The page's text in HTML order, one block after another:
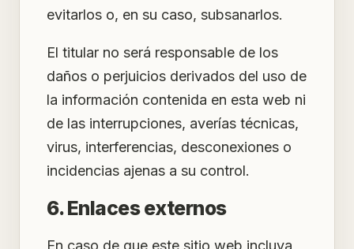
evitarlos o, en su caso, subsanarlos.
El titular no será responsable de los
daños o perjuicios derivados del uso de
la información contenida en esta web ni
de las interrupciones, averías técnicas,
virus, interferencias, desconexiones o
incidencias ajenas a su control.
6. Enlaces externos
En caso de que este sitio web incluya